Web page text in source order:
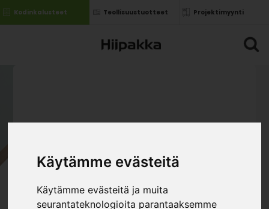
Käytämme evästeitä
Käytämme evästeitä ja muita
seurantateknologioita parantaaksemme
Kodinkalusteet Teollisuustuotteet Projektimyynti